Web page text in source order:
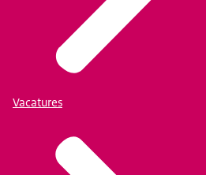
Vacatures